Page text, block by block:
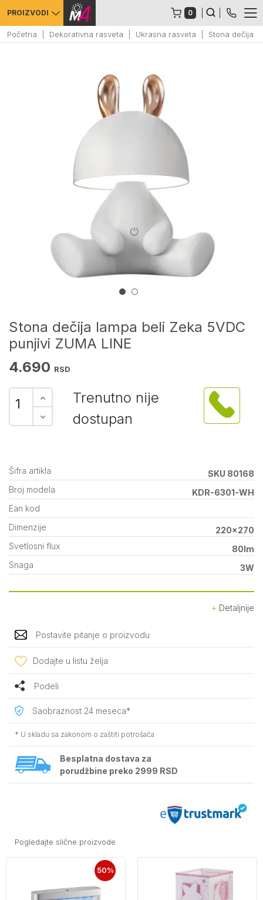
PROIZVODI 0
Početna Dekorativna rasveta Ukrasna rasveta Stona dečija
Stona dečija lampa beli Zeka 5VDC
punjivi ZUMA LINE
4.690 RSD
Trenutno nije
dostupan
Šifra artikla
SKU 80168
Broj modela
KDR-6301-WH
Ean kod
Dimenzije
220x270
Svetlosni flux
80lm
Snaga
3W
Detaljnije
Postavite pitanje o proizvodu
Dodajte u listu želja
Podeli
Saobraznost 24 meseca*
* U skladu sa zakonom o zaštiti potrošača
Besplatna dostava za
porudžbine preko 2999 RSD
Pogledajte slične proizvode
50%